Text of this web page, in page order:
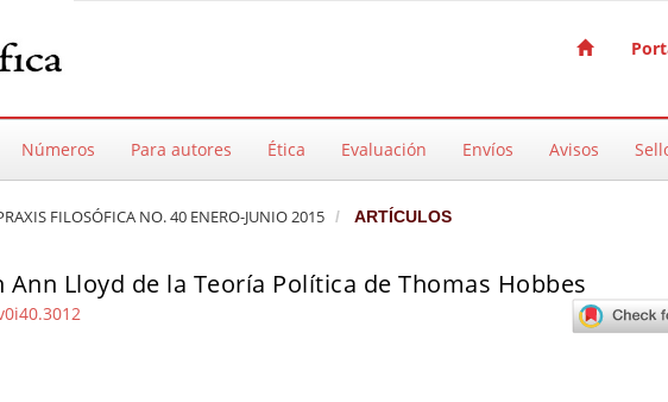
Números Para autores Ética Evaluación Envíos Avisos
FILOSÓFICA NO. 40 ENERO-JUNIO 2015 ARTÍCULOS
Lloyd de la Teoría Política de Thomas Hobbes